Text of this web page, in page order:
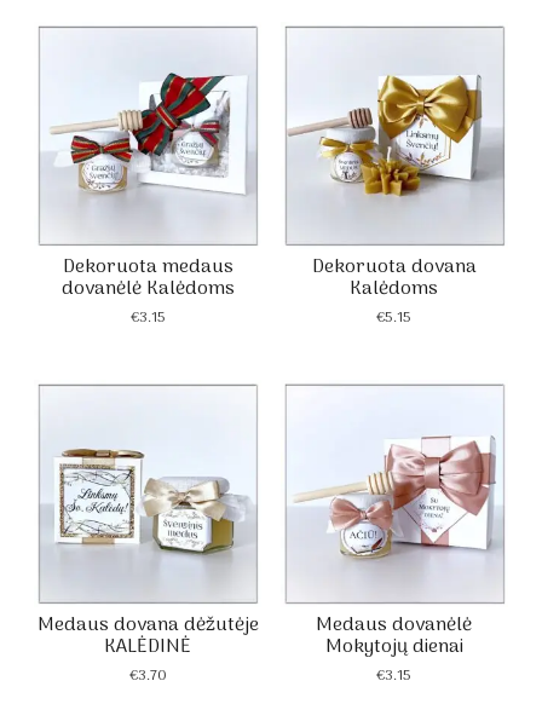
Dekoruota medaus
dovanėlė Kalėdoms
€3.15
Dekoruota dovana
Kalėdoms
€5.15
Medaus dovana dėžutėje
KALĖDINĖ
€3.70
Medaus dovanėlė
Mokytojų dienai
€3.15